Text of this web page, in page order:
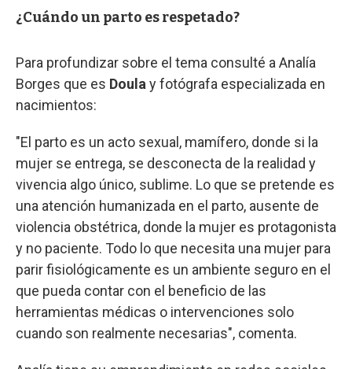
¿Cuándo un parto es respetado?
Para profundizar sobre el tema consulté a Analía
Borges que es Doula y fotógrafa especializada en
nacimientos:
"El parto es un acto sexual, mamífero, donde si la
mujer se entrega, se desconecta de la realidad y
vivencia algo único, sublime. Lo que se pretende es
una atención humanizada en el parto, ausente de
violencia obstétrica, donde la mujer es protagonista
y no paciente. Todo lo que necesita una mujer para
parir fisiológicamente es un ambiente seguro en el
que pueda contar con el beneficio de las
herramientas médicas o intervenciones solo
cuando son realmente necesarias", comenta.